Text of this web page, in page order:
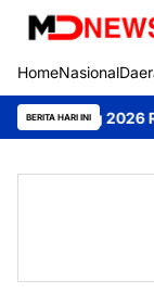
HomeNasional
BERITA HARI INI
Resmi Ditutup,